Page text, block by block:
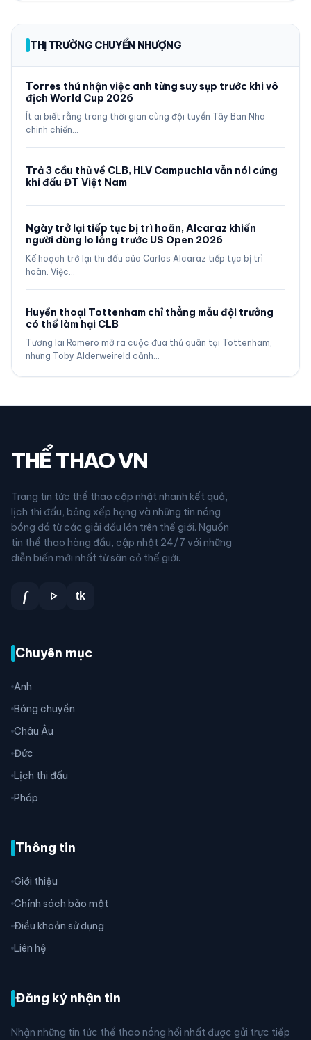
THỊ TRƯỜNG CHUYỂN NHƯỢNG
Torres thú nhận việc anh từng suy sụp trước khi vô
địch World Cup 2026
Ít ai biết rằng trong thời gian cùng đội tuyển Tây Ban Nha
chinh chiến…
Trả 3 cầu thủ về CLB, HLV Campuchia vẫn nói cứng
khi đấu ĐT Việt Nam
Ngày trở lại tiếp tục bị trì hoãn, Alcaraz khiến
người dùng lo lắng trước US Open 2026
Kế hoạch trở lại thi đấu của Carlos Alcaraz tiếp tục bị trì
hoãn. Việc…
Huyền thoại Tottenham chỉ thẳng mẫu đội trưởng
có thể làm hại CLB
Tương lai Romero mở ra cuộc đua thủ quân tại Tottenham,
nhưng Toby Alderweireld cảnh…
THỂ THAO VN
Trang tin tức thể thao cập nhật nhanh kết quả,
lịch thi đấu, bảng xếp hạng và những tin nóng
bóng đá từ các giải đấu lớn trên thế giới. Nguồn
tin thể thao hàng đầu, cập nhật 24/7 với những
diễn biến mới nhất từ sân cỏ thế giới.
f play_arrow tk
Chuyên mục
Anh
Bóng chuyền
Châu Âu
Đức
Lịch thi đấu
Pháp
Thông tin
Giới thiệu
Chính sách bảo mật
Điều khoản sử dụng
Liên hệ
Đăng ký nhận tin
Nhận những tin tức thể thao nóng hổi nhất được gửi trực tiếp